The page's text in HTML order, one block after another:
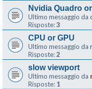
Nvidia Quadro
Ultimo messaggio da
Risposte:3
CPU or GPU
Ultimo messaggio da
Risposte:2
slow viewport
Ultimo messaggio da
Risposte: 1